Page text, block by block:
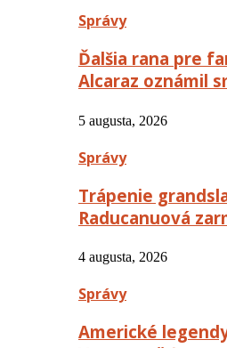
Správy
Ďalšia rana pre
Alcaraz oznámil
5 augusta, 2026
Správy
Trápenie
Raducanuová
4 augusta, 2026
Správy
Americké